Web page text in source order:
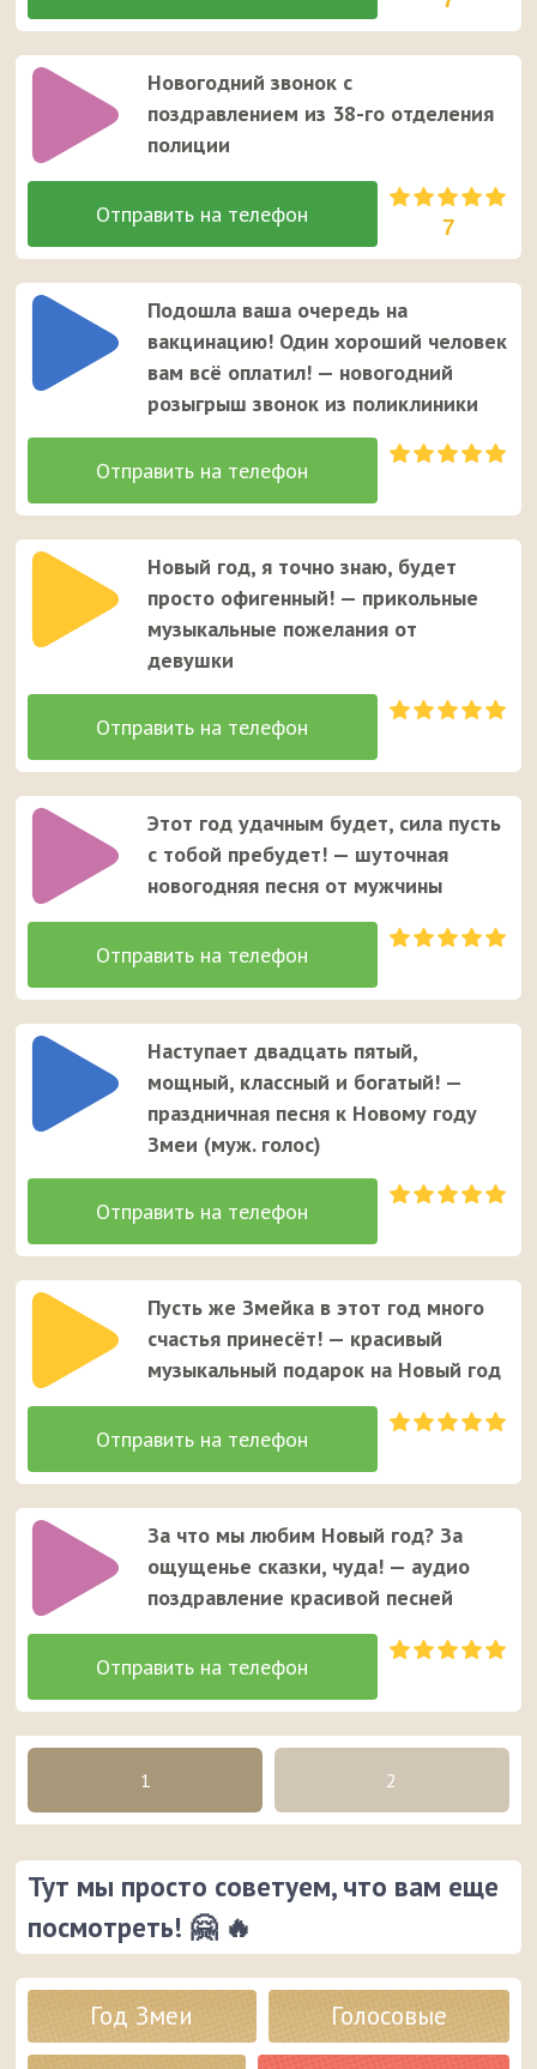
Новогодний звонок с
поздравлением из 38-го отделения
полиции
7
Подошла ваша очередь на
вакцинацию! Один хороший человек
вам всё оплатил! — новогодний
розыгрыш звонок из поликлиники
Новый год, я точно знаю, будет
просто офигенный! — прикольные
музыкальные пожелания от
девушки
Этот год удачным будет, сила пусть
с тобой пребудет! — шуточная
новогодняя песня от мужчины
Наступает двадцать пятый,
мощный, классный и богатый! —
праздничная песня к Новому году
Змеи (муж. голос)
Пусть же Змейка в этот год много
счастья принесёт! — красивый
музыкальный подарок на Новый год
За что мы любим Новый год? За
ощущенье сказки, чуда! — аудио
поздравление красивой песней
1 2
Тут мы просто советуем, что вам еще
посмотреть! 🤗 🔥
Год Змеи
Голосовые